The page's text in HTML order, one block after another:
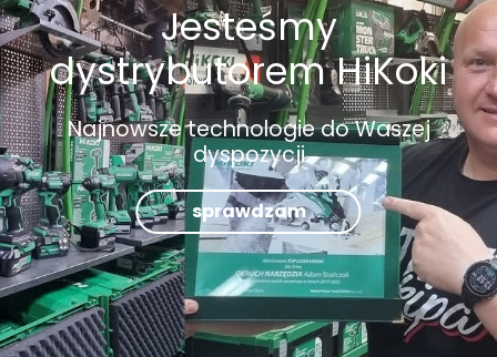
Jesteśmy
dystrybutorem HiKoki
Najnowsze technologie do Waszej
dyspozycji
sprawdzam